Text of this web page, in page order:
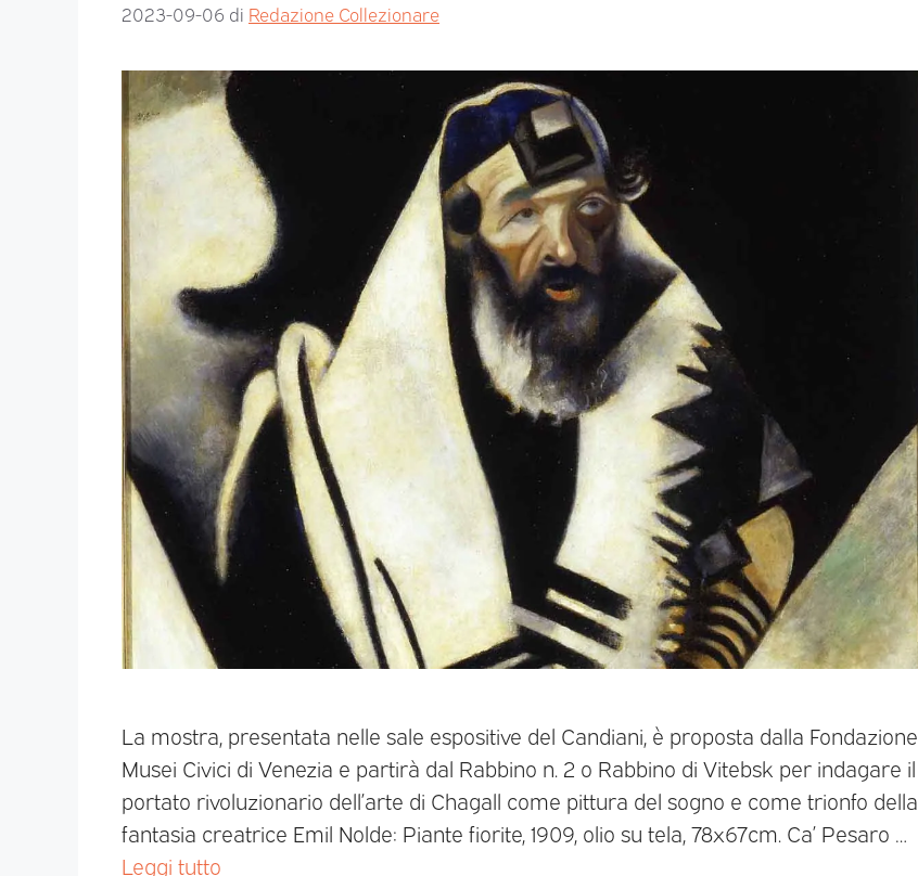
2023-09-06 di Redazione Collezionare
La mostra, presentata nelle sale espositive del Candiani, è proposta dalla Fondazione
Musei Civici di Venezia e partirà dal Rabbino n. 2 o Rabbino di Vitebsk per indagare il
portato rivoluzionario dell’arte di Chagall come pittura del sogno e come trionfo della
fantasia creatrice Emil Nolde: Piante fiorite, 1909, olio su tela, 78x67cm. Ca’ Pesaro …
Leggi tutto